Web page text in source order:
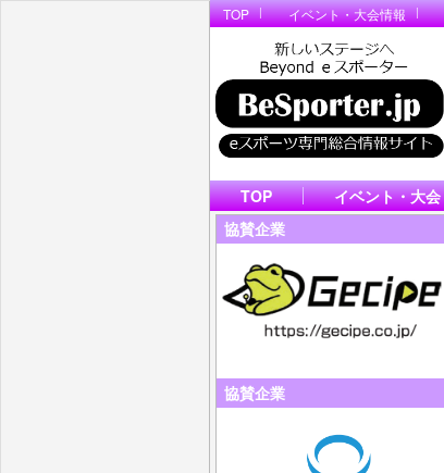
TOP イベント・大会情報
TOP イベント・大会
協賛企業
協賛企業